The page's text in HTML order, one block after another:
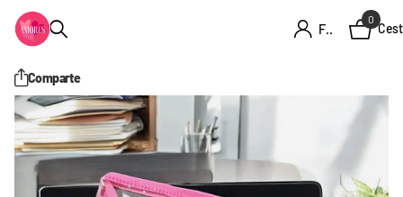
Firme en el registro
0
Comparte